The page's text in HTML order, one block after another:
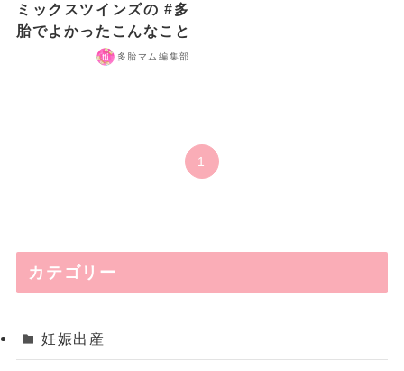
ミックスツインズの #多
胎でよかったこんなこと
多胎マム編集部
1
カテゴリー
妊娠出産